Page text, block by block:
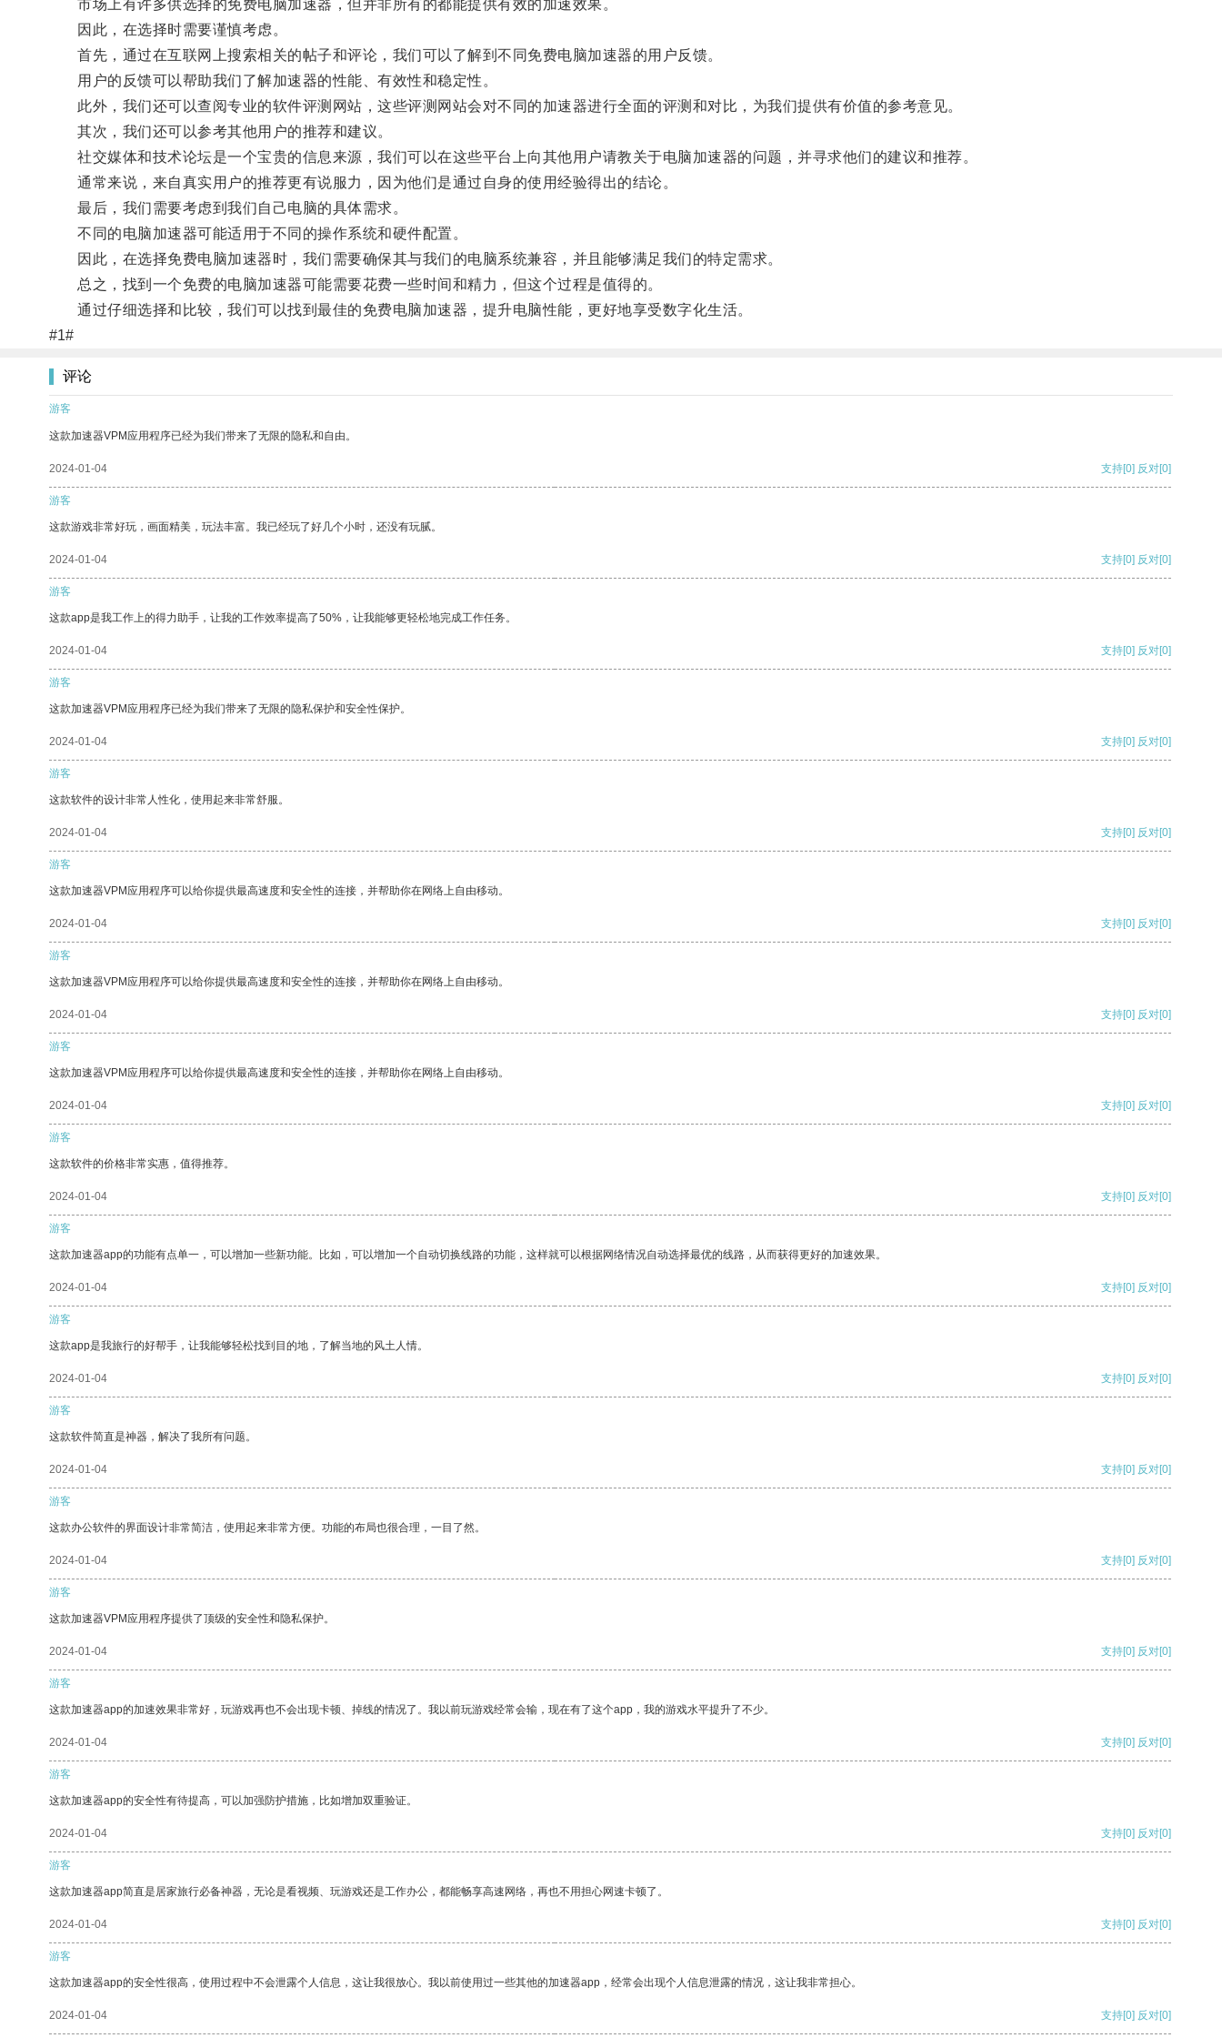
市场上有许多供选择的免费电脑加速器，但并非所有的都能提供有效的加速效果。
因此，在选择时需要谨慎考虑。
首先，通过在互联网上搜索相关的帖子和评论，我们可以了解到不同免费电脑加速器的用户反馈。
用户的反馈可以帮助我们了解加速器的性能、有效性和稳定性。
此外，我们还可以查阅专业的软件评测网站，这些评测网站会对不同的加速器进行全面的评测和对比，为我们提供有价值的参考意见。
其次，我们还可以参考其他用户的推荐和建议。
社交媒体和技术论坛是一个宝贵的信息来源，我们可以在这些平台上向其他用户请教关于电脑加速器的问题，并寻求他们的建议和推荐。
通常来说，来自真实用户的推荐更有说服力，因为他们是通过自身的使用经验得出的结论。
最后，我们需要考虑到我们自己电脑的具体需求。
不同的电脑加速器可能适用于不同的操作系统和硬件配置。
因此，在选择免费电脑加速器时，我们需要确保其与我们的电脑系统兼容，并且能够满足我们的特定需求。
总之，找到一个免费的电脑加速器可能需要花费一些时间和精力，但这个过程是值得的。
通过仔细选择和比较，我们可以找到最佳的免费电脑加速器，提升电脑性能，更好地享受数字化生活。
#1#
评论
游客
这款加速器VPM应用程序已经为我们带来了无限的隐私和自由。
2024-01-04 支持[0] 反对[0]
游客
这款游戏非常好玩，画面精美，玩法丰富。我已经玩了好几个小时，还没有玩腻。
2024-01-04 支持[0] 反对[0]
游客
这款app是我工作上的得力助手，让我的工作效率提高了50%，让我能够更轻松地完成工作任务。
2024-01-04 支持[0] 反对[0]
游客
这款加速器VPM应用程序已经为我们带来了无限的隐私保护和安全性保护。
2024-01-04 支持[0] 反对[0]
游客
这款软件的设计非常人性化，使用起来非常舒服。
2024-01-04 支持[0] 反对[0]
游客
这款加速器VPM应用程序可以给你提供最高速度和安全性的连接，并帮助你在网络上自由移动。
2024-01-04 支持[0] 反对[0]
游客
这款加速器VPM应用程序可以给你提供最高速度和安全性的连接，并帮助你在网络上自由移动。
2024-01-04 支持[0] 反对[0]
游客
这款加速器VPM应用程序可以给你提供最高速度和安全性的连接，并帮助你在网络上自由移动。
2024-01-04 支持[0] 反对[0]
游客
这款软件的价格非常实惠，值得推荐。
2024-01-04 支持[0] 反对[0]
游客
这款加速器app的功能有点单一，可以增加一些新功能。比如，可以增加一个自动切换线路的功能，这样就可以根据网络情况自动选择最优的线路，从而获得更好的加速效果。
2024-01-04 支持[0] 反对[0]
游客
这款app是我旅行的好帮手，让我能够轻松找到目的地，了解当地的风土人情。
2024-01-04 支持[0] 反对[0]
游客
这款软件简直是神器，解决了我所有问题。
2024-01-04 支持[0] 反对[0]
游客
这款办公软件的界面设计非常简洁，使用起来非常方便。功能的布局也很合理，一目了然。
2024-01-04 支持[0] 反对[0]
游客
这款加速器VPM应用程序提供了顶级的安全性和隐私保护。
2024-01-04 支持[0] 反对[0]
游客
这款加速器app的加速效果非常好，玩游戏再也不会出现卡顿、掉线的情况了。我以前玩游戏经常会输，现在有了这个app，我的游戏水平提升了不少。
2024-01-04 支持[0] 反对[0]
游客
这款加速器app的安全性有待提高，可以加强防护措施，比如增加双重验证。
2024-01-04 支持[0] 反对[0]
游客
这款加速器app简直是居家旅行必备神器，无论是看视频、玩游戏还是工作办公，都能畅享高速网络，再也不用担心网速卡顿了。
2024-01-04 支持[0] 反对[0]
游客
这款加速器app的安全性很高，使用过程中不会泄露个人信息，这让我很放心。我以前使用过一些其他的加速器app，经常会出现个人信息泄露的情况，这让我非常担心。
2024-01-04 支持[0] 反对[0]